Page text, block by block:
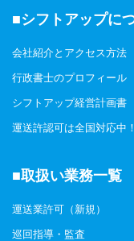
■シフトアップに
会社紹介とアクセス方法
行政書士のプロフィール
シフトアップ経営計画書
運送許認可は全国対応中
■取扱い業務一覧
運送業許可（新規）
巡回指導・監査